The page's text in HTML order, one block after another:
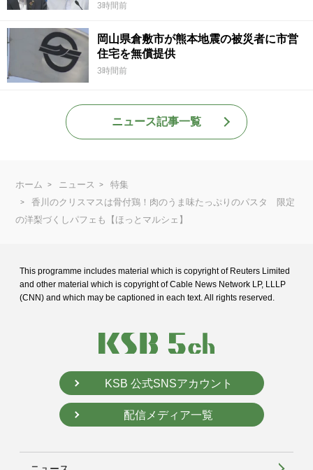
3時間前
岡山県倉敷市が熊本地震の被災者に市営
住宅を無償提供
3時間前
ニュース記事一覧
ホーム ニュース
特集
香川のクリスマスは骨付鶏！肉のうま味たっぷりのパスタ 限定
の洋梨づくしパフェも【ほっとマルシェ】
This programme includes material which is copyright of Reuters Limited
and other material which is copyright of Cable News Network LP, LLLP
(CNN) and which may be captioned in each text. All rights reserved.
KSB 公式SNSアカウント
配信メディア一覧